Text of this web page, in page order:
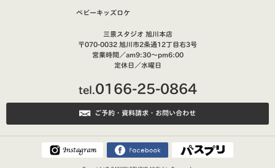
ベビーキッズロケ
三景スタジオ 旭川本店
〒070-0032 旭川市2条通12丁目右3号
営業時間／am9:30～pm6:00
定休日／水曜日
tel.0166-25-0864
ご予約・資料請求・お問い合わせ